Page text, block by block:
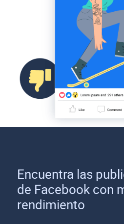
Encuentra las
de Facebook con
rendimiento